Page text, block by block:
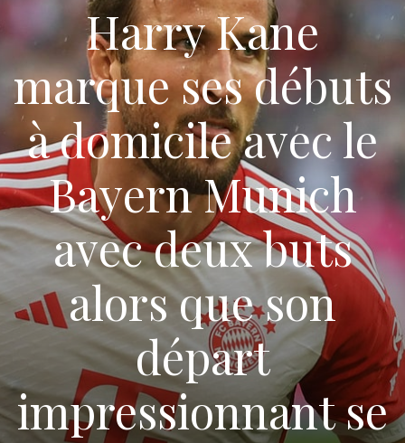
Harry Kane
marque ses débuts
à domicile avec le
Bayern Munich
avec deux buts
alors que son
départ
impressionnant se